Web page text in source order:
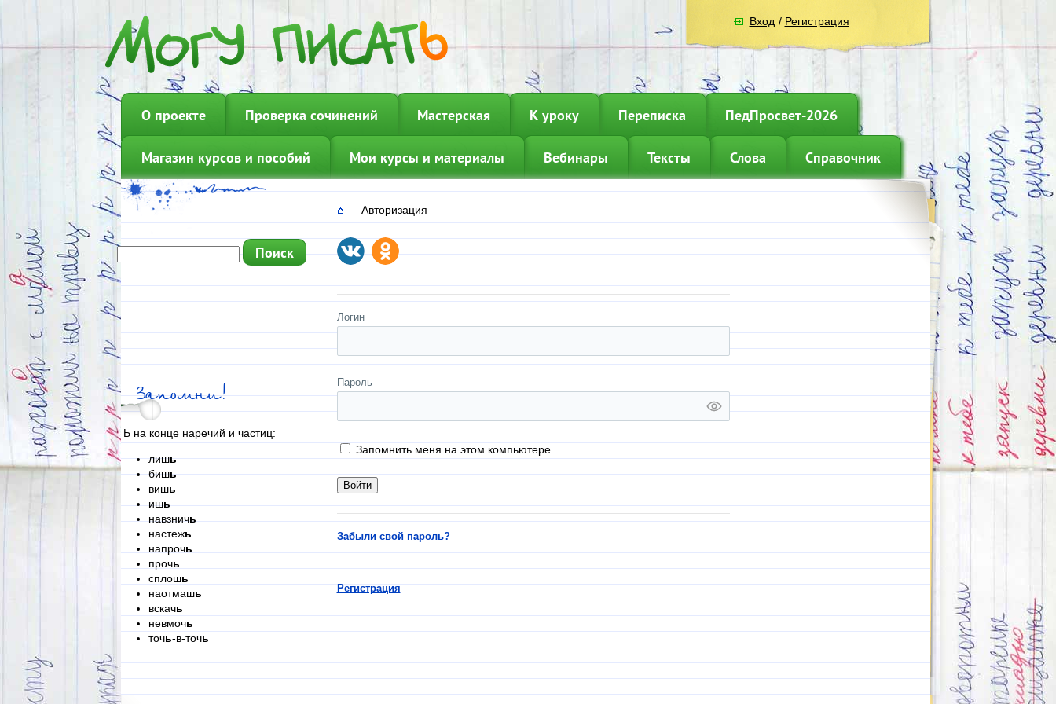
Вход / Регистрация
О проекте Проверка сочинений Мастерская К уроку Переписка ПедПросвет-2026
Магазин курсов и пособий Мои курсы и материалы Вебинары Тексты Слова Справочник
Запомни!
Ь на конце наречий и частиц:
лишь
бишь
вишь
ишь
навзничь
настежь
напрочь
прочь
сплошь
наотмашь
вскачь
невмочь
точь-в-точь
—Авторизация
Логин
Пароль
Запомнить меня на этом компьютере
Забыли свой пароль?
Регистрация